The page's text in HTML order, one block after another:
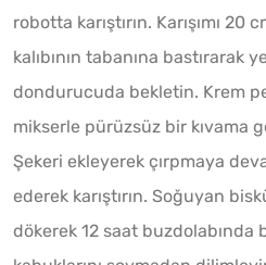
robotta karıştırın. Karışımı 20
kalıbının tabanına bastırarak
dondurucuda bekletin. Krem
mikserle pürüzsüz bir kıvama
Şekeri ekleyerek çırpmaya
ederek karıştırın. Soğuyan
dökerek 12 saat buzdolabında